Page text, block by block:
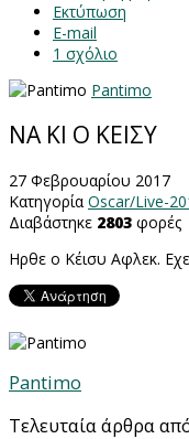
Εκτύπωση
E-mail
1 σχόλιο
Pantimo
ΝΑ ΚΙ Ο ΚΕΙΣΥ
27 Φεβρουαρίου 2017
Κατηγορία Oscar/Live-
Διαβάστηκε 2803 φορές
Ηρθε ο Κέισυ Αφλεκ.
Pantimo
Τελευταία άρθρα